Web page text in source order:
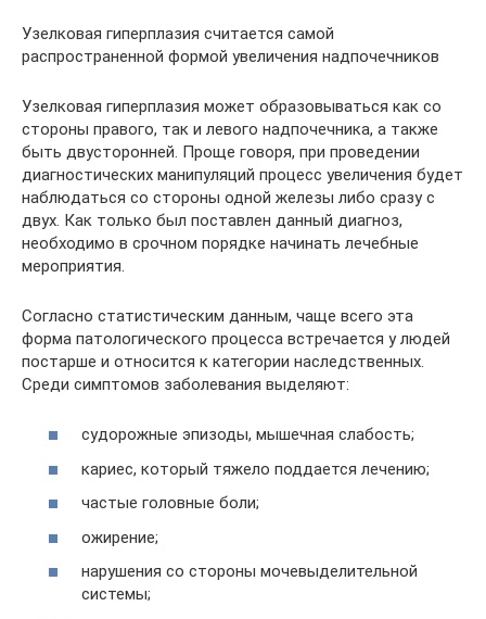
Узелковая гиперплазия считается самой
распространенной формой увеличения надпочечников
Узелковая гиперплазия может образовываться как со
стороны правого, так и левого надпочечника, а также
быть двусторонней. Проще говоря, при проведении
диагностических манипуляций процесс увеличения будет
наблюдаться со стороны одной железы либо сразу с
двух. Как только был поставлен данный диагноз,
необходимо в срочном порядке начинать лечебные
мероприятия.
Согласно статистическим данным, чаще всего эта
форма патологического процесса встречается у людей
постарше и относится к категории наследственных.
Среди симптомов заболевания выделяют:
судорожные эпизоды, мышечная слабость;
кариес, который тяжело поддается лечению;
частые головные боли;
ожирение;
нарушения со стороны мочевыделительной
системы;